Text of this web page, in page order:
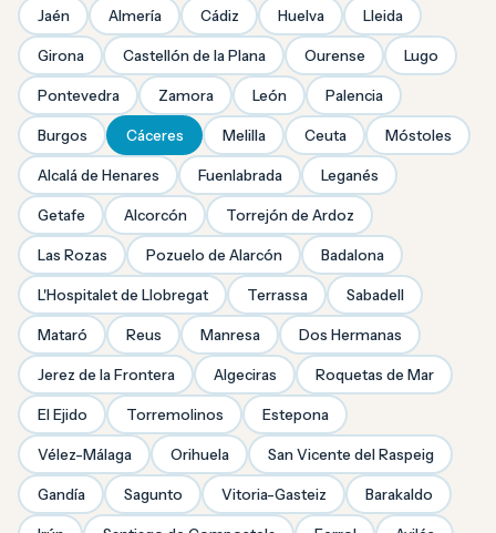
Jaén Almería Cádiz Huelva Lleida
Girona Castellón de la Plana Ourense Lugo
Pontevedra Zamora León Palencia
Burgos Cáceres Melilla Ceuta Móstoles
Alcalá de Henares Fuenlabrada Leganés
Getafe Alcorcón Torrejón de Ardoz
Las Rozas Pozuelo de Alarcón Badalona
L'Hospitalet de Llobregat Terrassa Sabadell
Mataró Reus Manresa Dos Hermanas
Jerez de la Frontera Algeciras Roquetas de Mar
El Ejido Torremolinos Estepona
Vélez-Málaga Orihuela San Vicente del Raspeig
Gandía Sagunto Vitoria-Gasteiz Barakaldo